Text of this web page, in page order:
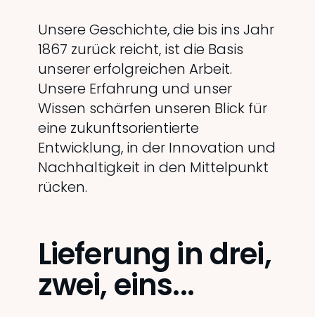
Unsere Geschichte, die bis ins Jahr
1867 zurück reicht, ist die Basis
unserer erfolgreichen Arbeit.
Unsere Erfahrung und unser
Wissen schärfen unseren Blick für
eine zukunftsorientierte
Entwicklung, in der Innovation und
Nachhaltigkeit in den Mittelpunkt
rücken.
Lieferung in drei,
zwei, eins...